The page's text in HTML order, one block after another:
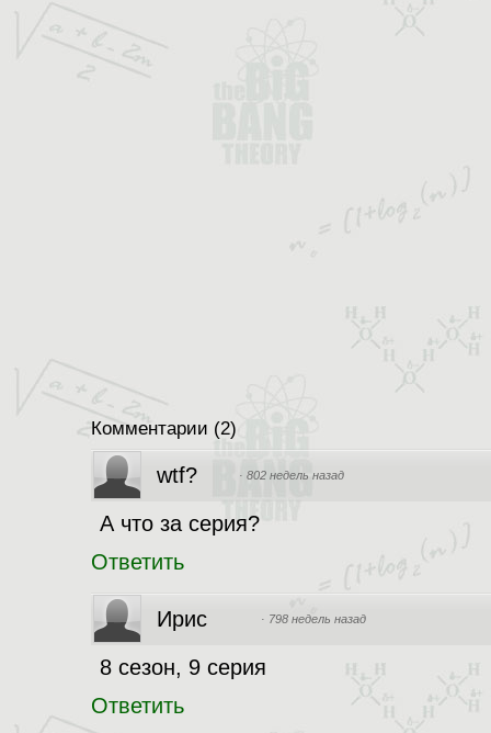
Комментарии (2)
wtf? · 802 недель назад
А что за серия?
Ответить
Ирис · 798 недель назад
8 сезон, 9 серия
Ответить